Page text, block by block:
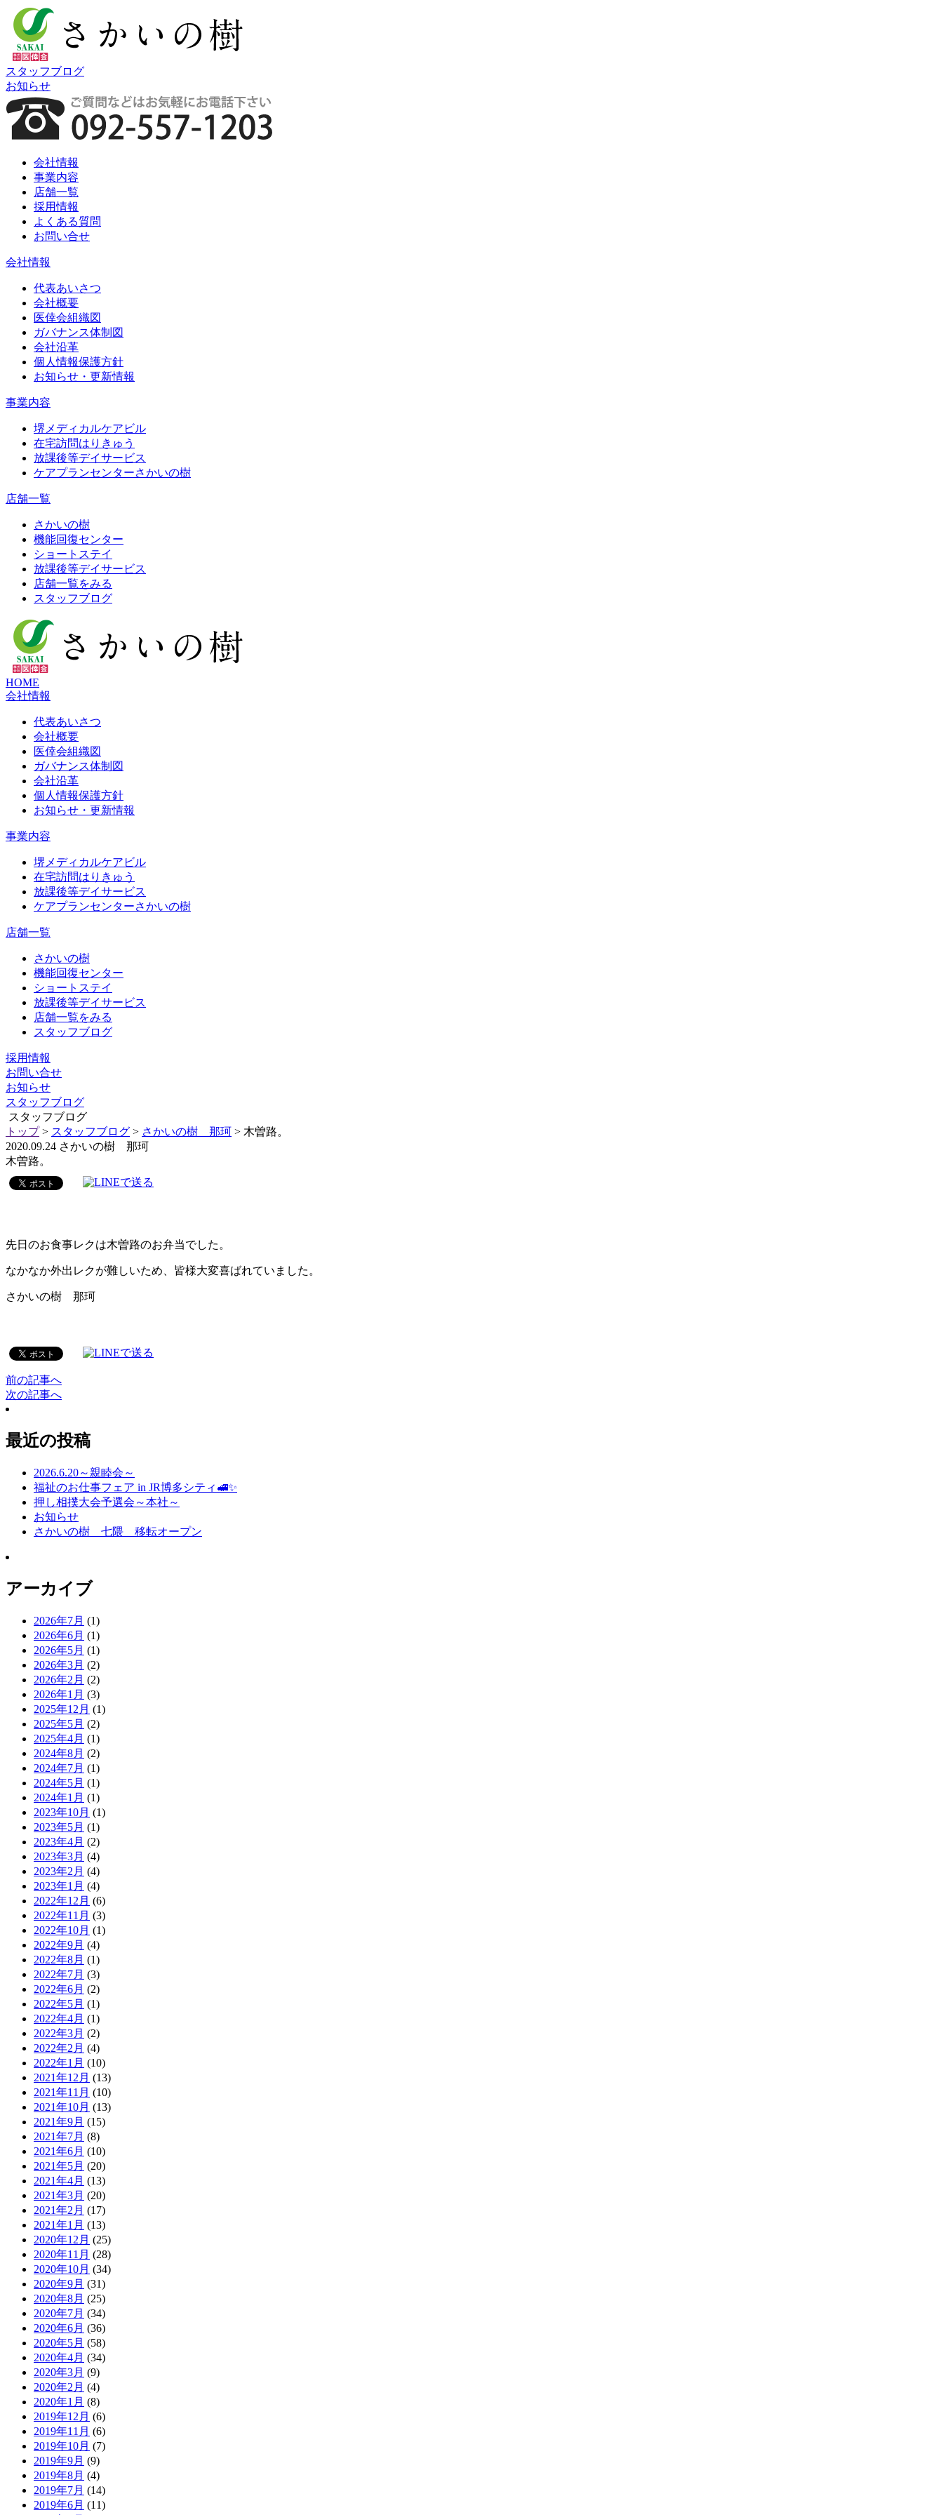
スタッフブログ
お知らせ
会社情報
事業内容
店舗一覧
採用情報
よくある質問
お問い合せ
会社情報
代表あいさつ
会社概要
医倖会組織図
ガバナンス体制図
会社沿革
個人情報保護方針
お知らせ・更新情報
事業内容
堺メディカルケアビル
在宅訪問はりきゅう
放課後等デイサービス
ケアプランセンターさかいの樹
店舗一覧
さかいの樹
機能回復センター
ショートステイ
放課後等デイサービス
店舗一覧をみる
スタッフブログ
HOME
会社情報
代表あいさつ
会社概要
医倖会組織図
ガバナンス体制図
会社沿革
個人情報保護方針
お知らせ・更新情報
事業内容
堺メディカルケアビル
在宅訪問はりきゅう
放課後等デイサービス
ケアプランセンターさかいの樹
店舗一覧
さかいの樹
機能回復センター
ショートステイ
放課後等デイサービス
店舗一覧をみる
スタッフブログ
採用情報
お問い合せ
お知らせ
スタッフブログ
スタッフブログ
トップ> スタッフブログ > さかいの樹 那珂 > 木曽路。
2020.09.24 さかいの樹 那珂
木曽路。
先日のお食事レクは木曽路のお弁当でした。
なかなか外出レクが難しいため、皆様大変喜ばれていました。
さかいの樹 那珂
前の記事へ
次の記事へ
最近の投稿
2026.6.20～親睦会～
福祉のお仕事フェア in JR博多シティ🚅✨
押し相撲大会予選会～本社～
お知らせ
さかいの樹 七隈 移転オープン
アーカイブ
2026年7月 (1)
2026年6月 (1)
2026年5月 (1)
2026年3月 (2)
2026年2月 (2)
2026年1月 (3)
2025年12月 (1)
2025年5月 (2)
2025年4月 (1)
2024年8月 (2)
2024年7月 (1)
2024年5月 (1)
2024年1月 (1)
2023年10月 (1)
2023年5月 (1)
2023年4月 (2)
2023年3月 (4)
2023年2月 (4)
2023年1月 (4)
2022年12月 (6)
2022年11月 (3)
2022年10月 (1)
2022年9月 (4)
2022年8月 (1)
2022年7月 (3)
2022年6月 (2)
2022年5月 (1)
2022年4月 (1)
2022年3月 (2)
2022年2月 (4)
2022年1月 (10)
2021年12月 (13)
2021年11月 (10)
2021年10月 (13)
2021年9月 (15)
2021年7月 (8)
2021年6月 (10)
2021年5月 (20)
2021年4月 (13)
2021年3月 (20)
2021年2月 (17)
2021年1月 (13)
2020年12月 (25)
2020年11月 (28)
2020年10月 (34)
2020年9月 (31)
2020年8月 (25)
2020年7月 (34)
2020年6月 (36)
2020年5月 (58)
2020年4月 (34)
2020年3月 (9)
2020年2月 (4)
2020年1月 (8)
2019年12月 (6)
2019年11月 (6)
2019年10月 (7)
2019年9月 (9)
2019年8月 (4)
2019年7月 (14)
2019年6月 (11)